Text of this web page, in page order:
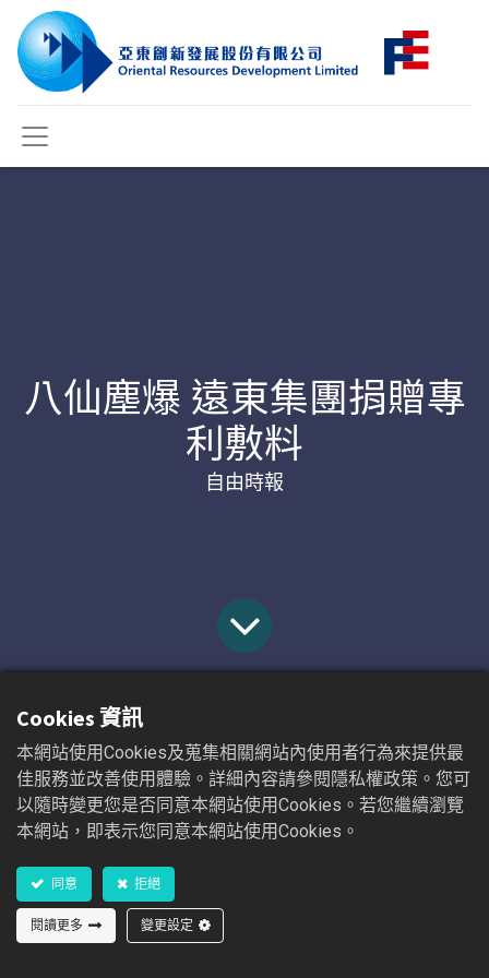
八仙塵爆 遠東集團捐贈專
利敷料
自由時報
首
頁
所有部落
格
醫訊資
料
八仙塵爆 遠東集團捐贈專利敷料
2022/10/18
〔記者卓怡君／台北報導〕八仙塵爆事件全國哀慟，
被火紋身的傷者亟需緊急醫療資源，遠東集團宣布今
Cookies 資訊
本網站使用Cookies及蒐集相關網站內使用者行為來提供最
佳服務並改善使用體驗。詳細內容請參閱隱私權政策。您可
以隨時變更您是否同意本網站使用Cookies。若您繼續瀏覽
本網站，即表示您同意本網站使用Cookies。
同意 拒絕
閱讀更多 變更設定